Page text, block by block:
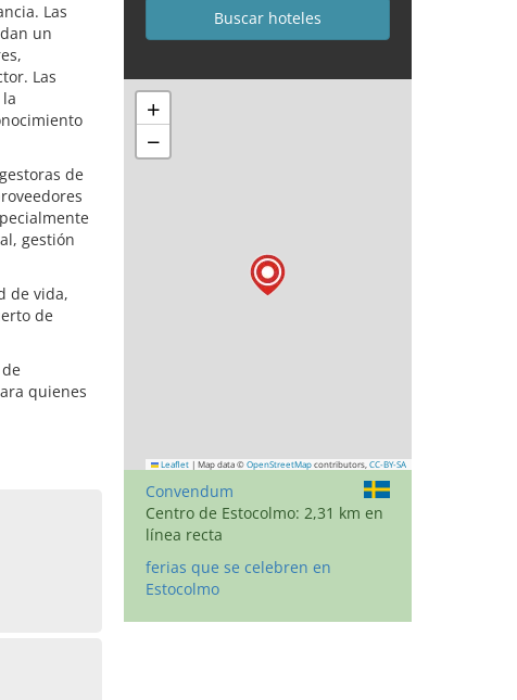
Las
un
Las
de
gestión
de vida,
de
quienes
+
−
Leaflet | Map data © OpenStreetMap contributors, CC-BY-SA
Convendum
Centro de Estocolmo: 2,31 km en
línea recta
ferias que se celebren en
Estocolmo